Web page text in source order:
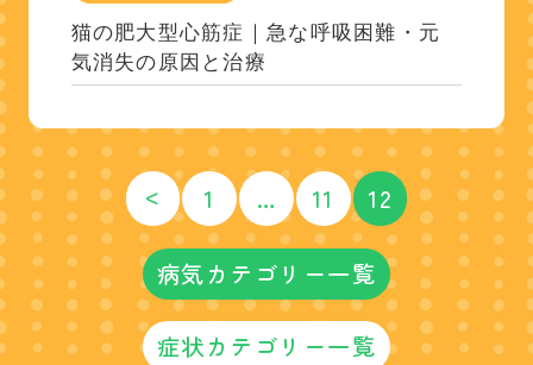
猫の肥大型心筋症｜急な呼吸困難・元
気消失の原因と治療
< 1 … 11 12
病気カテゴリー一覧
症状カテゴリー一覧